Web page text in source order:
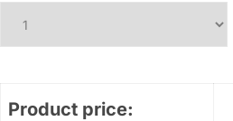
Product price: